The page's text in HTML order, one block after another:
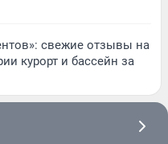
свежие отзывы на
курорт и бассейн за